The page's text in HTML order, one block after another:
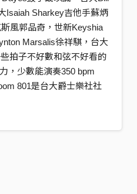
Isaiah Sharkey吉他手蘇炳
風郭品奇，世新Keyshia
Marsalis徐祥騏，台大
拍子不好數和弦不好看的
，少數能演奏350 bpm
801是台大爵士樂社社